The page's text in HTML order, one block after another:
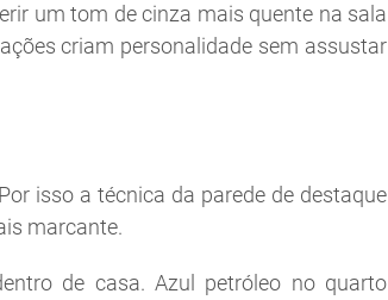
um tom de cinza mais quente na sala
criam personalidade sem assustar
isso a técnica da parede de destaque
marcante.
de casa. Azul petróleo no quarto